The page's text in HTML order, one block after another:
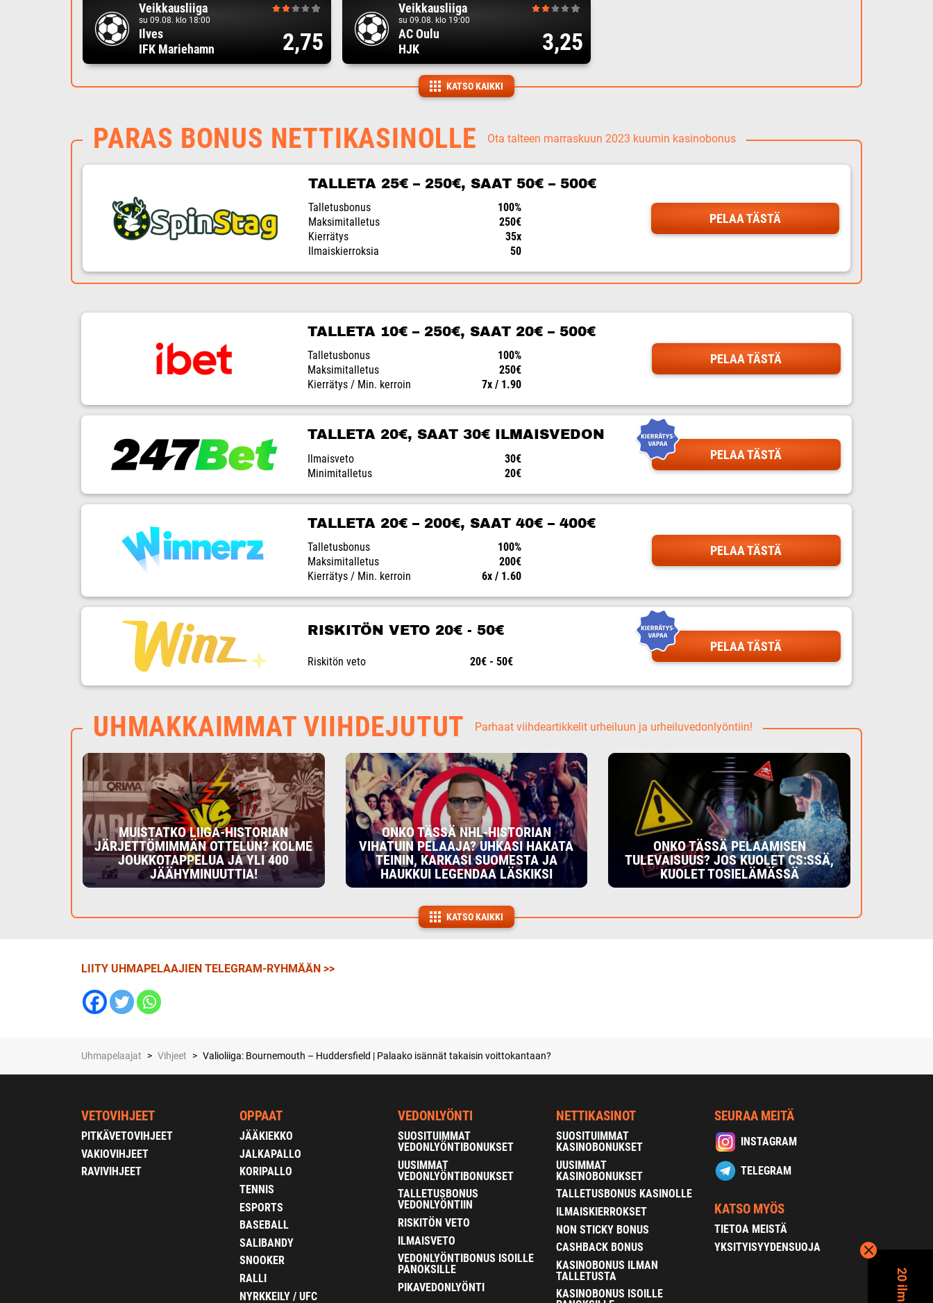
Veikkausliiga
su 09.08. klo 18:00
Ilves
IFK Mariehamn
2,75
Veikkausliiga
su 09.08. klo 19:00
AC Oulu
HJK
3,25
KATSO KAIKKI
PARAS BONUS NETTIKASINOLLE Ota talteen marraskuun 2023 kuumin kasinobonus
TALLETA 25€ – 250€, SAAT 50€ – 500€
Talletusbonus
100%
Maksimitalletus
250€
Kierrätys
35x
Ilmaiskierroksia
50
PELAA TÄSTÄ
TALLETA 10€ – 250€, SAAT 20€ – 500€
Talletusbonus
100%
Maksimitalletus
250€
Kierrätys / Min. kerroin
7x / 1.90
PELAA TÄSTÄ
TALLETA 20€, SAAT 30€ ILMAISVEDON
Ilmaisveto
30€
Minimitalletus
20€
PELAA TÄSTÄ
TALLETA 20€ – 200€, SAAT 40€ – 400€
Talletusbonus
100%
Maksimitalletus
200€
Kierrätys / Min. kerroin
6x / 1.60
PELAA TÄSTÄ
RISKITÖN VETO 20€ - 50€
Riskitön veto 20€ - 50€
PELAA TÄSTÄ
UHMAKKAIMMAT VIIHDEJUTUT Parhaat viihdeartikkelit urheiluun ja urheiluvedonlyöntiin!
MUISTATKO LIIGA-HISTORIAN
JÄRJETTÖMIMMÄN OTTELUN? KOLME
JOUKKOTAPPELUA JA YLI 400
JÄÄHYMINUUTTIA!
ONKO TÄSSÄ NHL-HISTORIAN
VIHATUIN PELAAJA? UHKASI HAKATA
TEININ, KARKASI SUOMESTA JA
HAUKKUI LEGENDAA LÄSKIKSI
ONKO TÄSSÄ PELAAMISEN
TULEVAISUUS? JOS KUOLET CS:SSÄ,
KUOLET TOSIELÄMÄSSÄ
KATSO KAIKKI
LIITY UHMAPELAAJIEN TELEGRAM-RYHMÄÄN >>
Uhmapelaajat > Vihjeet > Valioliiga: Bournemouth – Huddersfield | Palaako isännät takaisin voittokantaan?
VETOVIHJEET
PITKÄVETOVIHJEET
VAKIOVIHJEET
RAVIVIHJEET
OPPAAT
JÄÄKIEKKO
JALKAPALLO
KORIPALLO
TENNIS
ESPORTS
BASEBALL
SALIBANDY
SNOOKER
RALLI
NYRKKEILY / UFC
VEDONLYÖNTI
SUOSITUIMMAT
VEDONLYÖNTIBONUKSET
UUSIMMAT
VEDONLYÖNTIBONUKSET
TALLETUSBONUS
VEDONLYÖNTIIN
RISKITÖN VETO
ILMAISVETO
VEDONLYÖNTIBONUS ISOILLE
PANOKSILLE
PIKAVEDONLYÖNTI
NETTIKASINOT
SUOSITUIMMAT
KASINOBONUKSET
UUSIMMAT
KASINOBONUKSET
TALLETUSBONUS KASINOLLE
ILMAISKIERROKSET
NON STICKY BONUS
CASHBACK BONUS
KASINOBONUS ILMAN
TALLETUSTA
KASINOBONUS ISOILLE
SEURAA MEITÄ
INSTAGRAM
TELEGRAM
KATSO MYÖS
TIETOA MEISTÄ
YKSITYISYYDENSUOJA